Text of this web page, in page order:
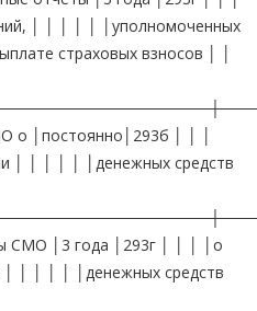
│ │ │ │ │ │уполномоченных
страховых взносов │ │
о │постоянно│293б │ │ │
│ │ │ │ │ │денежных средств
СМО │3 года │293г │ │ │ │о
│ │ │ │ │ │денежных средств